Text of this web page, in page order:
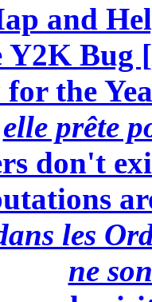
and
Y2K Bug [
the
elle prête
don't
les
ne